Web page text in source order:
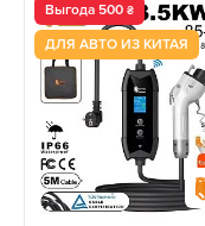
Выгода 500 ₴
ДЛЯ АВТО ИЗ КИТАЯ